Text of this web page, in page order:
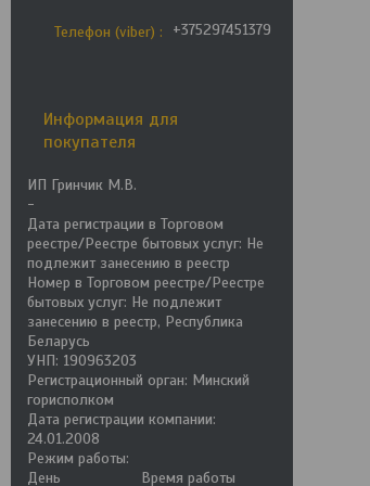
Телефон (viber) +375297451379
Информация для
покупателя
ИП Гринчик М.В.
-
Дата регистрации в Торговом
реестре/Реестре бытовых услуг: Не
подлежит занесению в реестр
Номер в Торговом реестре/Реестре
бытовых услуг: Не подлежит
занесению в реестр, Республика
Беларусь
УНП: 190963203
Регистрационный орган: Минский
горисполком
Дата регистрации компании:
24.01.2008
Режим работы:
День
Время работы